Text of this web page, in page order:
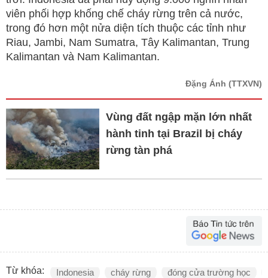
viên phối hợp khống chế cháy rừng trên cả nước,
trong đó hơn một nửa diện tích thuộc các tỉnh như
Riau, Jambi, Nam Sumatra, Tây Kalimantan, Trung
Kalimantan và Nam Kalimantan.
Đặng Ánh (TTXVN)
Vùng đất ngập mặn lớn nhất
hành tinh tại Brazil bị cháy
rừng tàn phá
Từ khóa: Indonesia cháy rừng đóng cửa trường học